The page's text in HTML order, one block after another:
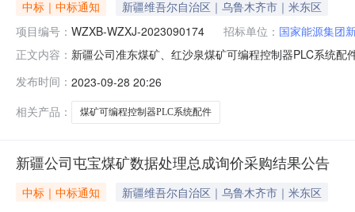
中标｜中标通知
新疆维吾尔自治区｜乌鲁木齐市｜米东区
项目编号： WZXB-WZXJ-2023090174 招标单位： 国家能源集团
正文内容： 新疆公司准东煤矿、红沙泉煤矿可编程控制器PLC系统
购人采购管理部门负责受理采购投诉。异议接收单位：
发布时间： 2023-09-28 20:26
相关产品：
煤矿可编程控制器PLC系统配件
新疆公司屯宝煤矿数据处理总成询价采购结果公告
中标｜中标通知
新疆维吾尔自治区｜乌鲁木齐市｜米东区